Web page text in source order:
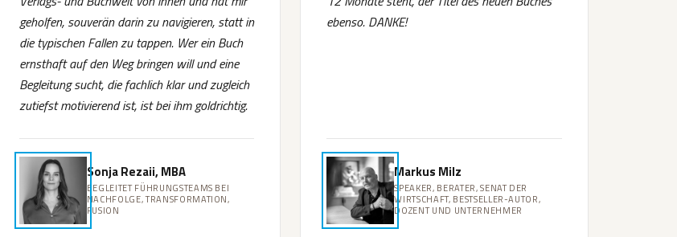
geholfen, souverän darin zu navigieren, statt in
die typischen Fallen zu tappen. Wer ein Buch
ernsthaft auf den Weg bringen will und eine
Begleitung sucht, die fachlich klar und zugleich
zutiefst motivierend ist, ist bei ihm goldrichtig.
Sonja Rezaii, MBA
BEGLEITET FÜHRUNGSTEAMS BEI
NACHFOLGE, TRANSFORMATION,
FUSION
ebenso. DANKE!
Markus Milz
SPEAKER, BERATER, SENAT DER
WIRTSCHAFT, BESTSELLER-AUTOR,
DOZENT UND UNTERNEHMER